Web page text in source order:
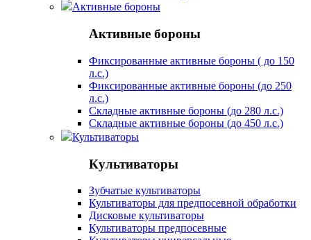
Активные бороны
Активные бороны
Фиксированные активные бороны ( до 150
л.с.)
Фиксированные активные бороны (до 250
л.с.)
Складные активные бороны (до 280 л.с.)
Складные активные бороны (до 450 л.с.)
Культиваторы
Культиваторы
Зубчатые культиваторы
Культиваторы для предпосевной обработки
Дисковые культиваторы
Культиваторы предпосевные